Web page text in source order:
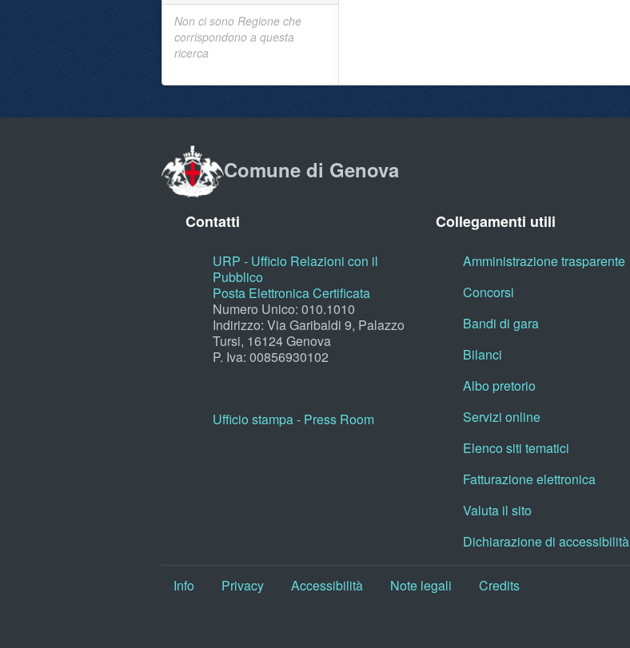
Non ci sono Regione che
corrispondono a questa
ricerca
Comune di Genova
Contatti
URP - Ufficio Relazioni con il
Pubblico
Posta Elettronica Certificata
Numero Unico: 010.1010
Indirizzo: Via Garibaldi 9, Palazzo
Tursi, 16124 Genova
P. Iva: 00856930102
Ufficio stampa - Press Room
Collegamenti utili
Amministrazione trasparente
Concorsi
Bandi di gara
Bilanci
Albo pretorio
Servizi online
Elenco siti tematici
Fatturazione elettronica
Valuta il sito
Dichiarazione di accessibilità
Info Privacy Accessibilità Note legali Credits